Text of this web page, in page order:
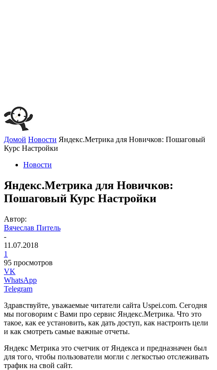
Домой Новости Яндекс.Метрика для Новичков: Пошаговый
Курс Настройки
Новости
Яндекс.Метрика для Новичков:
Пошаговый Курс Настройки
Автор:
Вячеслав Питель
-
11.07.2018
1
95 просмотров
VK
WhatsApp
Telegram
Здравствуйте, уважаемые читатели сайта Uspei.com. Сегодня
мы поговорим с Вами про сервис Яндекс.Метрика. Что это
такое, как ее установить, как дать доступ, как настроить цели
и как смотреть самые важные отчеты.
Яндекс Метрика это счетчик от Яндекса и предназначен был
для того, чтобы пользователи могли с легкостью отслеживать
трафик на свой сайт.